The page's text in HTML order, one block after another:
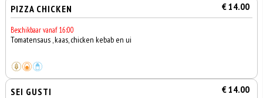
PIZZA CHICKEN € 14.00
Beschikbaar vanaf 16:00
Tomatensaus , kaas, chicken kebab en ui
SEI GUSTI € 14.00